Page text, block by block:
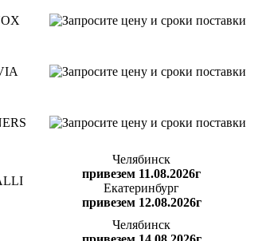
Челябинск
привезем 11.08.2026г
Екатеринбург
привезем 12.08.2026г
Челябинск